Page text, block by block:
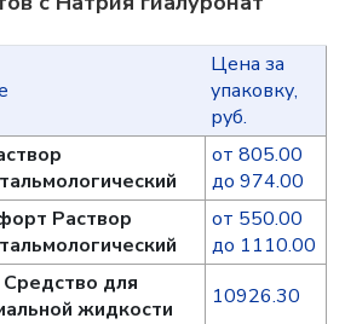
Цена за
упаковку,
руб.
от 805.00
до 974.00
Раствор
от 550.00
до 1110.00
для
жидкости
10926.30